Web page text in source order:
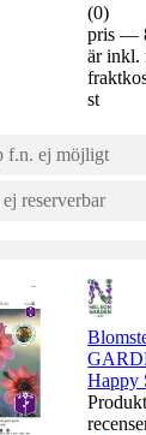
(0)
pris —
är inkl.
st
f.n. ej möjligt
reserverbar
Happy